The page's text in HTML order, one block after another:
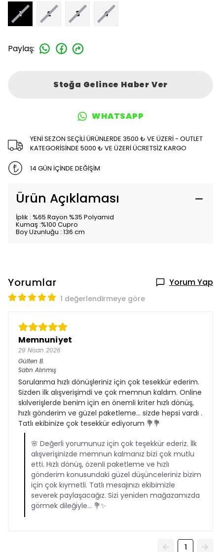
1 2 3 4
Paylaş:
Stoğa Gelince Haber Ver
WHATSAPP
YENİ SEZON SEÇİLİ ÜRÜNLERDE 3500 ₺ VE ÜZERİ - OUTLET
KATEGORİSİNDE 5000 ₺ VE ÜZERİ ÜCRETSİZ KARGO
14 GÜN İÇİNDE DEĞİŞİM
Ürün Açıklaması
İplik : %65 Rayon %35 Polyamid
Kumaş :%100 Cupro
Boy Uzunluğu : 136 cm
Yorumlar Yorum Yap
1 değerlendirmeye göre
Memnuniyet
29 Nisan 2026
Gülten B.
Satın Alınmış
Sorularıma hızlı dönüşleriniz için çok tesekkür ederim.
Sizden ilk alışverişimdi ve çok memnun kaldım. Online
skılverişlerde benim için en önemli kriter hızlı dönüş,
hızlı gönderim ve güzel paketleme… sizde hepsi vardı .
Tatlı ekibinize çok tesekkür ediyorum 💐💐
🌸 Değerli yorumunuz için çok teşekkür ederiz. İlk
alışverişinizde memnun kalmanız bizi çok mutlu
etti. Hızlı dönüş, özenli paketleme ve hızlı
gönderim konusundaki güzel düşünceleriniz bizim
için çok kıymetli. Tatlı mesajınızı ekibimizle
severek paylaşacağız. Sizi yeniden mağazamızda
görmek dileğiyle… 💐✨
1